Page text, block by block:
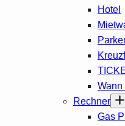
Hotel
Rechner
Gas